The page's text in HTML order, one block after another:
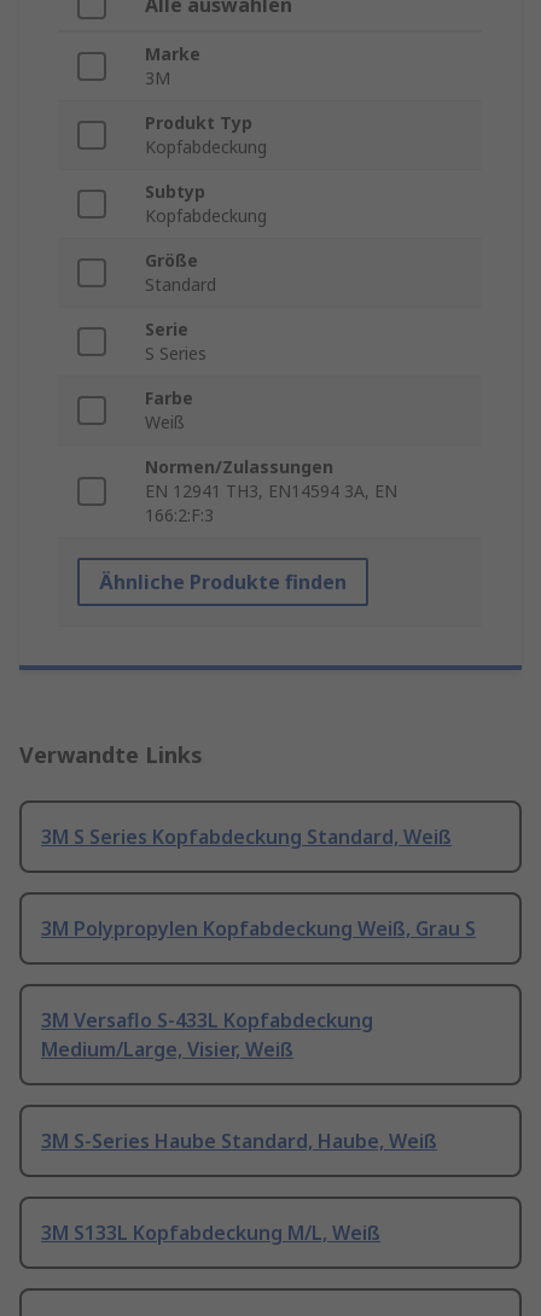
Alle auswählen
Marke
3M
Produkt Typ
Kopfabdeckung
Subtyp
Kopfabdeckung
Größe
Standard
Serie
S Series
Farbe
Weiß
Normen/Zulassungen
EN 12941 TH3, EN14594 3A, EN
166:2:F:3
Ähnliche Produkte finden
Verwandte Links
3M S Series Kopfabdeckung Standard, Weiß
3M Polypropylen Kopfabdeckung Weiß, Grau S
3M Versaflo S-433L Kopfabdeckung
Medium/Large, Visier, Weiß
3M S-Series Haube Standard, Haube, Weiß
3M S133L Kopfabdeckung M/L, Weiß